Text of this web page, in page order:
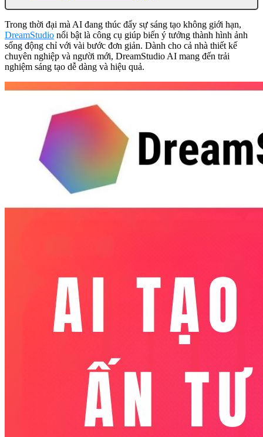
Trong thời đại mà AI đang thúc đẩy sự sáng tạo không giới hạn,
DreamStudio nổi bật là công cụ giúp biến ý tưởng thành hình ảnh
sống động chỉ với vài bước đơn giản. Dành cho cả nhà thiết kế
chuyên nghiệp và người mới, DreamStudio AI mang đến trải
nghiệm sáng tạo dễ dàng và hiệu quả.